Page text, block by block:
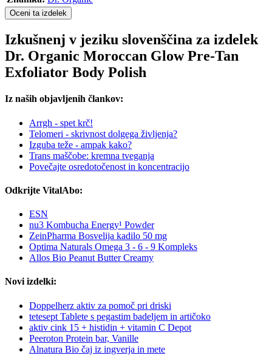
Oceni ta izdelek
Izkušnenj v jeziku slovenščina za izdelek
Dr. Organic Moroccan Glow Pre-Tan
Exfoliator Body Polish
Iz naših objavljenih člankov:
Arrgh - spet krč!
Telomeri - skrivnost dolgega življenja?
Izguba teže - ampak kako?
Trans maščobe: kremna tveganja
Povečajte osredotočenost in koncentracijo
Odkrijte VitalAbo:
ESN
nu3 Kombucha Energy¹ Powder
ZeinPharma Bosvelija kadilo 50 mg
Optima Naturals Omega 3 - 6 - 9 Kompleks
Allos Bio Peanut Butter Creamy
Novi izdelki:
Doppelherz aktiv za pomoč pri driski
tetesept Tablete s pegastim badeljem in artičoko
aktiv cink 15 + histidin + vitamin C Depot
Peeroton Protein bar, Vanille
Alnatura Bio čaj iz ingverja in mete